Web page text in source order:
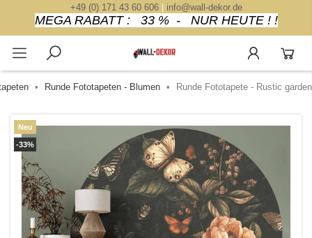
+49 (0) 171 43 60 606| info@wall-dekor.de
MEGA RABATT : 33 % - NUR HEUTE ! !
Runde Fototapeten - Blumen Runde Fototapete - Rustic garden
-33%
Neu